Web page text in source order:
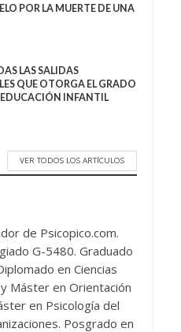
POR LA MUERTE DE UNA
LAS SALIDAS
QUE OTORGA EL GRADO
EDUCACIÓN INFANTIL
VER TODOS LOS ARTÍCULOS
de Psicopico.com.
G-5480. Graduado
en Ciencias
Máster en Orientación
en Psicología del
Posgrado en